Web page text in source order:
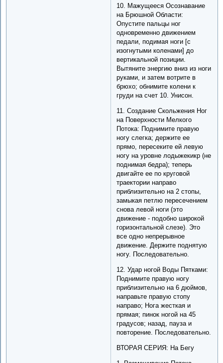
10. Мажущееся Осознавание
на Брюшной Области:
Опустите пальцы ног
одновременно движением
педали, подимая ноги [с
изогнутыми коленами] до
вертикальной позиции.
Вытяните энергию вниз из ноги
руками, и затем вотрите в
брюхо; обнимите колени к
груди на счет 10. Унисон.
11. Создание Скольжения Ног
на Поверхности Мелкого
Потока: Поднимите правую
ногу слегка; держите ее
прямо, пересеките ей левую
ногу на уровне лодыжекикр (не
поднимая бедра); теперь
двигайте ее по круговой
траектории направо
приблизительно на 2 стопы,
замыкая петлю пересечением
снова левой ноги (это
движение - подобно широкой
горизонтальной слезе). Это
все одно непрерывное
движение. Держите поднятую
ногу. Последовательно.
12. Удар ногой Воды Пятками:
Поднимите правую ногу
приблизительно на 6 дюймов,
направьте правую стопу
направо; Нога жесткая и
прямая; пинок ногой на 45
градусов; назад, пауза и
повторение. Последовательно.
ВТОРАЯ СЕРИЯ: На Бегу